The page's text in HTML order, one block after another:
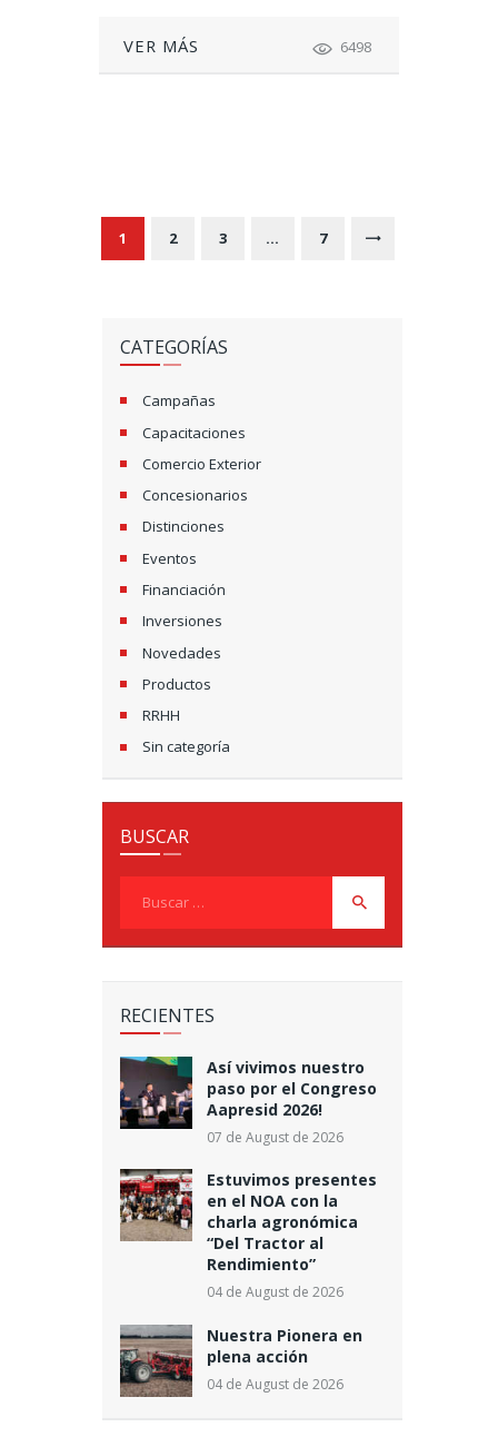
VER MÁS 6498
V
G
A
C
Ó
N
D
N
R
A
D
A
S
PAGE
1 PAGE
2 PAGE
3 … PAGE
7
CATEGORÍAS
Campañas
Capacitaciones
Comercio Exterior
Concesionarios
Distinciones
Eventos
Financiación
Inversiones
Novedades
Productos
RRHH
Sin categoría
BUSCAR
RECIENTES
Así vivimos nuestro
paso por el Congreso
Aapresid 2026!
07 de August de 2026
Estuvimos presentes
en el NOA con la
charla agronómica
“Del Tractor al
Rendimiento”
04 de August de 2026
Nuestra Pionera en
plena acción
04 de August de 2026